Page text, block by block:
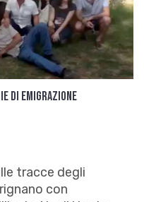
di emigrazione
tracce degli
con